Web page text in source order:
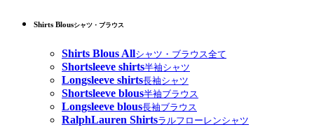
Shirts Blousシャツ・ブラウス
Shirts Blous Allシャツ・ブラウス全て
Shortsleeve shirts半袖シャツ
Longsleeve shirts長袖シャツ
Shortsleeve blous半袖ブラウス
Longsleeve blous長袖ブラウス
RalphLauren Shirtsラルフローレンシャツ